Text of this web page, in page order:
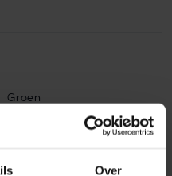
Over
Groen